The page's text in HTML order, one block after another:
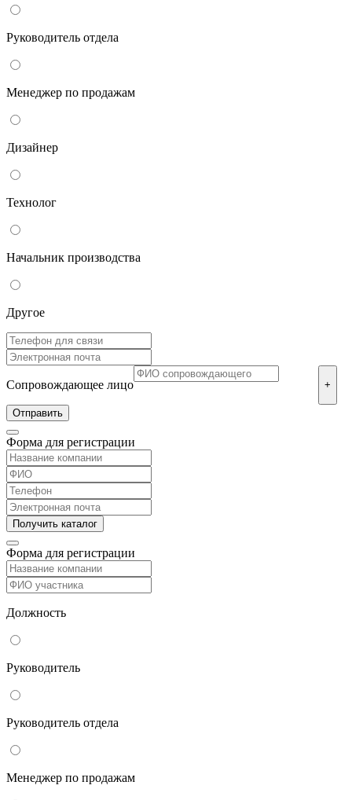
Руководитель отдела
Менеджер по продажам
Дизайнер
Технолог
Начальник производства
Другое
Сопровождающее лицо +
Форма для регистрации
Форма для регистрации
Должность
Руководитель
Руководитель отдела
Менеджер по продажам